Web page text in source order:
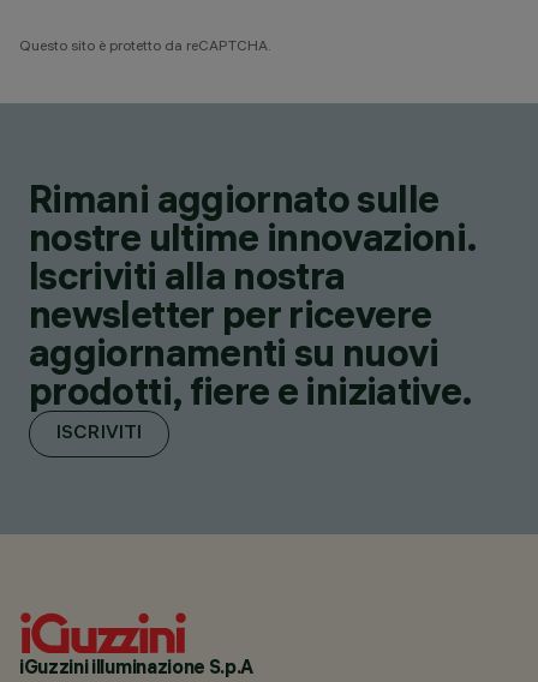
Questo sito è protetto da reCAPTCHA.
Rimani aggiornato sulle
nostre ultime innovazioni.
Iscriviti alla nostra
newsletter per ricevere
aggiornamenti su nuovi
prodotti, fiere e iniziative.
ISCRIVITI
iGuzzini illuminazione S.p.A